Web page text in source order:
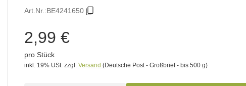
Art.Nr.:BE4241650
2,99 €
pro Stück
inkl. 19% USt. zzgl. Versand (Deutsche Post - Großbrief - bis 500 g)